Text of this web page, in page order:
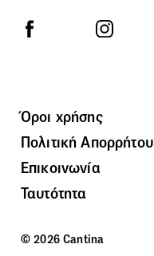
Όροι χρήσης
Πολιτική Απορρήτου
Επικοινωνία
Ταυτότητα
© 2026 Cantina